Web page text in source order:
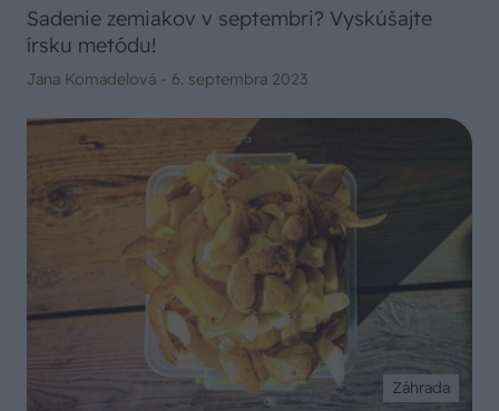
Sadenie zemiakov v septembri? Vyskúšajte
írsku metódu!
Jana Komadelová - 6. septembra 2023
Záhrada